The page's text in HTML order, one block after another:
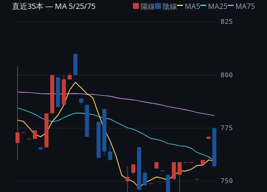
直近35本 — MA 5/25/75 陽線 陰線 MA5 MA25 MA75
750
775
800
825